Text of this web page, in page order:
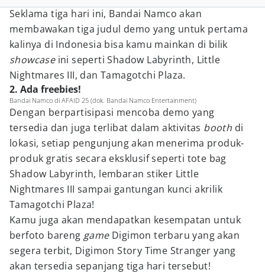
Seklama tiga hari ini, Bandai Namco akan
membawakan tiga judul demo yang untuk pertama
kalinya di Indonesia bisa kamu mainkan di bilik
showcase ini seperti Shadow Labyrinth, Little
Nightmares III, dan Tamagotchi Plaza.
2. Ada freebies!
Bandai Namco di AFAID 25 (dok. Bandai Namco Entertainment)
Dengan berpartisipasi mencoba demo yang
tersedia dan juga terlibat dalam aktivitas booth di
lokasi, setiap pengunjung akan menerima produk-
produk gratis secara eksklusif seperti tote bag
Shadow Labyrinth, lembaran stiker Little
Nightmares III sampai gantungan kunci akrilik
Tamagotchi Plaza!
Kamu juga akan mendapatkan kesempatan untuk
berfoto bareng game Digimon terbaru yang akan
segera terbit, Digimon Story Time Stranger yang
akan tersedia sepanjang tiga hari tersebut!